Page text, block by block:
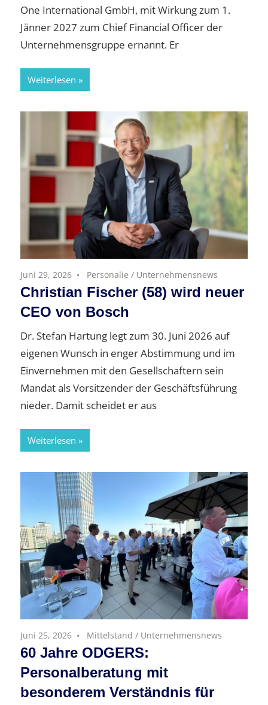
One International GmbH, mit Wirkung zum 1.
Jänner 2027 zum Chief Financial Officer der
Unternehmensgruppe ernannt. Er
Weiterlesen
Juni 29, 2026 Personalie / Unternehmensnews
Christian Fischer (58) wird neuer
CEO von Bosch
Dr. Stefan Hartung legt zum 30. Juni 2026 auf
eigenen Wunsch in enger Abstimmung und im
Einvernehmen mit den Gesellschaftern sein
Mandat als Vorsitzender der Geschäftsführung
nieder. Damit scheidet er aus
Weiterlesen
Juni 25, 2026 Mittelstand / Unternehmensnews
60 Jahre ODGERS:
Personalberatung mit
besonderem Verständnis für